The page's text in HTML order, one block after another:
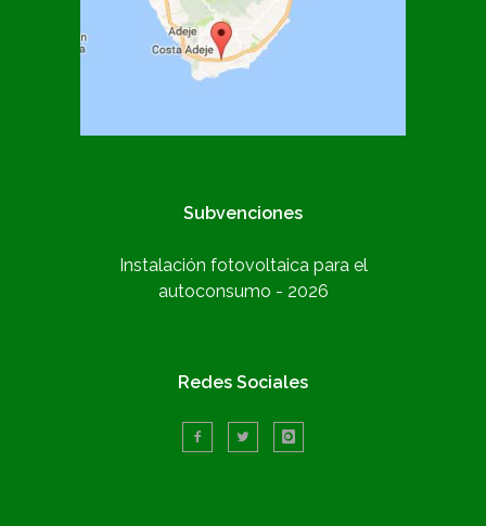
Subvenciones
Instalación fotovoltaica para el
autoconsumo - 2026
Redes Sociales